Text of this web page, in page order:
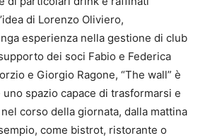
di Lorenzo Oliviero,
esperienza nella gestione di club
dei soci Fabio e Federica
e Giorgio Ragone, “The wall” è
spazio capace di trasformarsi e
corso della giornata, dalla mattina
come bistrot, ristorante o